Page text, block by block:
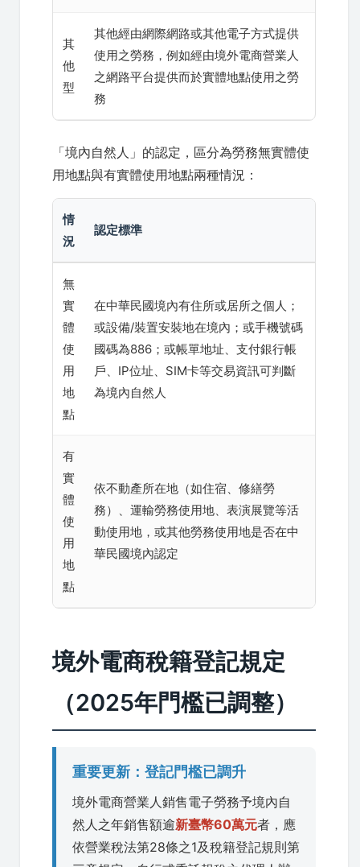
其
他
型
其他經由網際網路或其他電子方式提供
使用之勞務，例如經由境外電商營業人
之網路平台提供而於實體地點使用之勞
務
「境內自然人」的認定，區分為勞務無實體使
用地點與有實體使用地點兩種情況：
情
況
認定標準
無
實
體
使
用
地
點
在中華民國境內有住所或居所之個人；
或設備/裝置安裝地在境內；或手機號碼
國碼為886；或帳單地址、支付銀行帳
戶、IP位址、SIM卡等交易資訊可判斷
為境內自然人
有
實
體
使
用
地
點
依不動產所在地（如住宿、修繕勞
務）、運輸勞務使用地、表演展覽等活
動使用地，或其他勞務使用地是否在中
華民國境內認定
境外電商稅籍登記規定
（2025年門檻已調整）
重要更新：登記門檻已調升
境外電商營業人銷售電子勞務予境內自
然人之年銷售額逾新臺幣60萬元者，應
依營業稅法第28條之1及稅籍登記規則第